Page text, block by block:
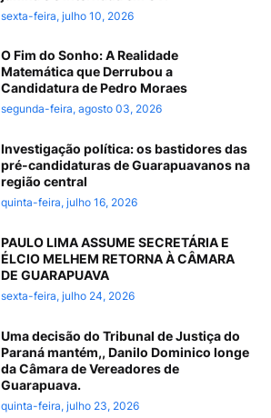
sexta-feira, julho 10, 2026
O Fim do Sonho: A Realidade
Matemática que Derrubou a
Candidatura de Pedro Moraes
segunda-feira, agosto 03, 2026
Investigação política: os bastidores das
pré-candidaturas de Guarapuavanos na
região central
quinta-feira, julho 16, 2026
PAULO LIMA ASSUME SECRETÁRIA E
ÉLCIO MELHEM RETORNA À CÂMARA
DE GUARAPUAVA
sexta-feira, julho 24, 2026
Uma decisão do Tribunal de Justiça do
Paraná mantém,, Danilo Dominico longe
da Câmara de Vereadores de
Guarapuava.
quinta-feira, julho 23, 2026